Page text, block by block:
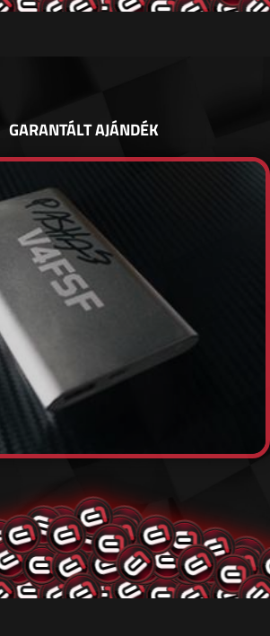
GARANTÁLT AJÁNDÉK